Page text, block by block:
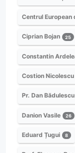
Centrul European
Ciprian Bojan 25
Constantin
Costion Nicolescu
Pr. Dan Bădulescu
Danion Vasile 26
Eduard Țugui 8